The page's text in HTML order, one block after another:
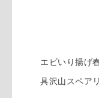
エビいり揚げ
具沢山スペア